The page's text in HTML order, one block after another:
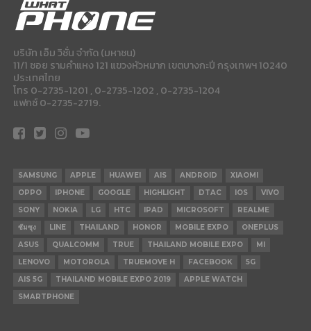
บริษัท เอ็ม วิชั่น จำกัด (มหาชน)
11/1 ซอย รามคำแหง 121 แขวงหัวหมาก เขตบางกะปี กรุงเทพฯ 10240
ประเทศไทย
โทร 0-2735-1201 , 0-2735-1202 , 0-2735-1204
แฟกซ์ 0-2735-2719.
SAMSUNG APPLE HUAWEI AIS ANDROID
XIAOMI
OPPO
IPHONE GOOGLE HIGHLIGHT DTAC IOS
VIVO
SONY
NOKIA LG HTC IPAD MICROSOFT
REALME
ซัมซุง
LINE THAILAND HONOR MOBILE EXPO
ONEPLUS
ASUS
QUALCOMM TRUE THAILAND MOBILE EXPO
MI
LENOVO
MOTOROLA TRUEMOVE H FACEBOOK
5G
AIS 5G
THAILAND MOBILE EXPO 2019
APPLE WATCH
SMARTPHONE